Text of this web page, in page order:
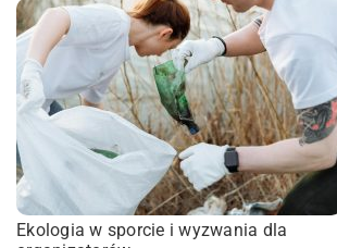
Ekologia w sporcie i wyzwania dla